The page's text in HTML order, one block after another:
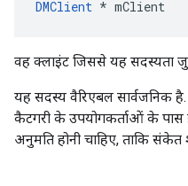
DMClient * mClient
वह क्लाइंट जिससे यह सदस्यता
यह सदस्य वैरिएबल सार्वजनिक
कैटगरी के उपयोगकर्ताओं के
अनुमति होनी चाहिए, ताकि